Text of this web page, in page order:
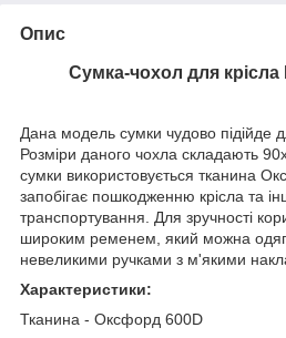
Опис
Сумка-чохол для крісла
Дана модель сумки чудово підійде
Розміри даного чохла складають
сумки використовується тканина
запобігає пошкодженню крісла та
транспортування. Для зручності
широким ременем, який можна
невеликими ручками з м'якими
Характеристики:
Тканина - Оксфорд 600D